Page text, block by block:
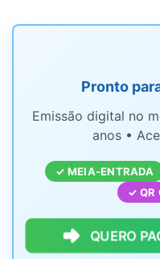
Pronto
Emissão digital no
anos •
✓ MEIA-ENTRADA
✓ QR
QUERO